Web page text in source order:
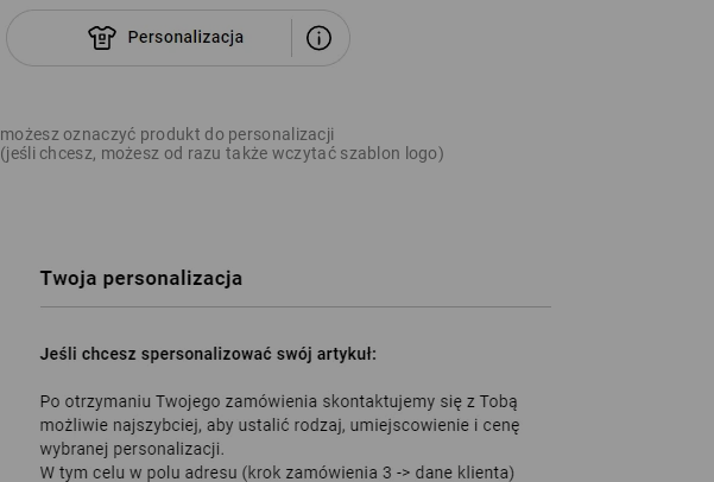
możesz oznaczyć produkt do personalizacji
(jeśli chcesz, możesz od razu także wczytać szablon logo)